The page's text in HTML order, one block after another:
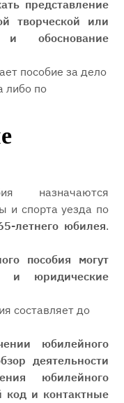
представление
творческой или
и обоснование
пособие за дело
либо по
назначаются
и спорта уезда по
летнего юбилея.
пособия могут
и юридические
составляет до
юбилейного
деятельности
юбилейного
код и контактные